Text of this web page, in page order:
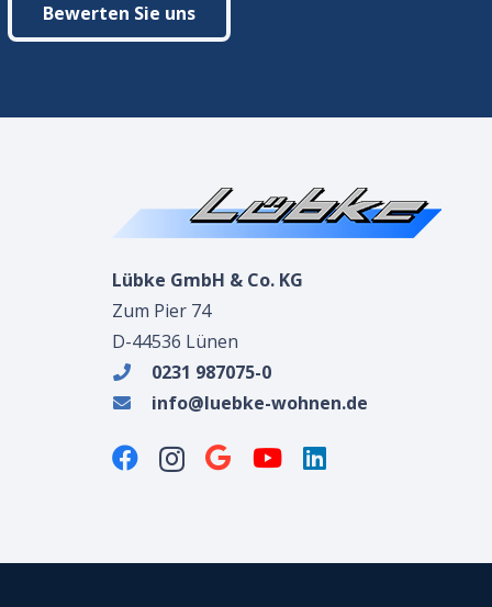
Bewerten Sie uns
Lübke GmbH & Co. KG
Zum Pier 74
D-44536 Lünen
0231 987075-0
info@luebke-wohnen.de